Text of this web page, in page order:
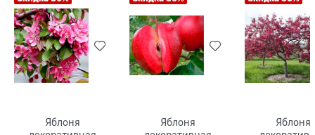
Яблоня
Яблоня
Яблоня